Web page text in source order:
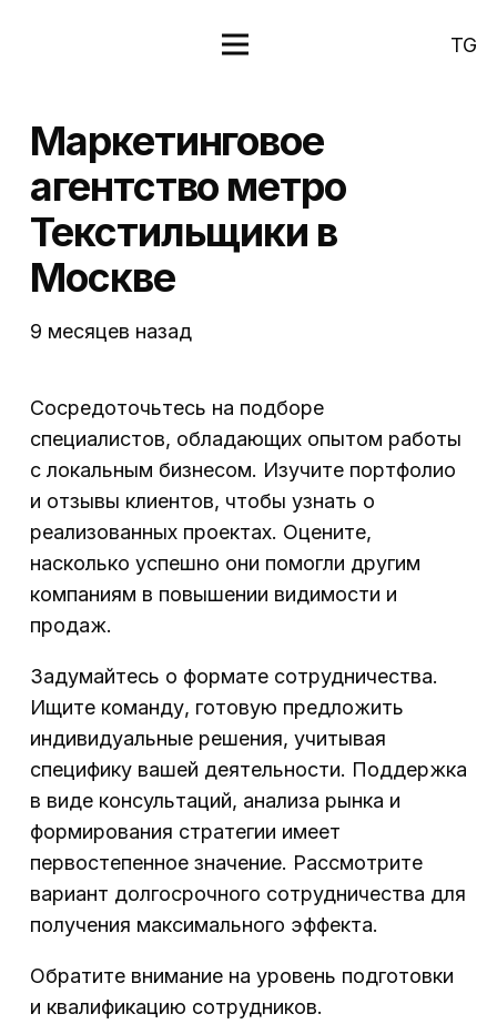
TG
Маркетинговое
агентство метро
Текстильщики в
Москве
9 месяцев назад
Сосредоточьтесь на подборе
специалистов, обладающих опытом работы
с локальным бизнесом. Изучите портфолио
и отзывы клиентов, чтобы узнать о
реализованных проектах. Оцените,
насколько успешно они помогли другим
компаниям в повышении видимости и
продаж.
Задумайтесь о формате сотрудничества.
Ищите команду, готовую предложить
индивидуальные решения, учитывая
специфику вашей деятельности. Поддержка
в виде консультаций, анализа рынка и
формирования стратегии имеет
первостепенное значение. Рассмотрите
вариант долгосрочного сотрудничества для
получения максимального эффекта.
Обратите внимание на уровень подготовки
и квалификацию сотрудников.